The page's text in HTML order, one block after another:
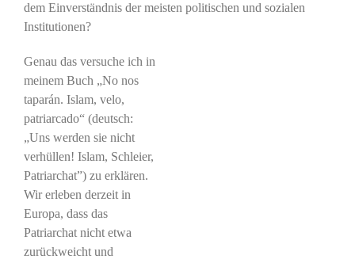
dem Einverständnis der meisten politischen und sozialen
Institutionen?
Genau das versuche ich in
meinem Buch „No nos
taparán. Islam, velo,
patriarcado“ (deutsch:
„Uns werden sie nicht
verhüllen! Islam, Schleier,
Patriarchat”) zu erklären.
Wir erleben derzeit in
Europa, dass das
Patriarchat nicht etwa
zurückweicht und